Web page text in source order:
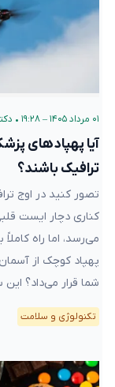
۰۱ مرداد ۱۴۰۵ – ۱۹:۲۸ •
آیا پهپادهای
ترافیک باشند؟
تصور کنید در اوج
کناری دچار ایست
می‌رسد، اما راه
پهپاد کوچک از
شما قرار می‌داد؟
تکنولوژی و سلامت